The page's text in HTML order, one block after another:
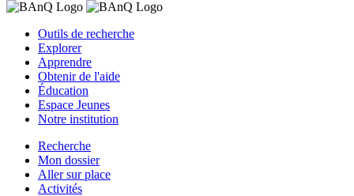
Outils de recherche
Explorer
Apprendre
Obtenir de l'aide
Éducation
Espace Jeunes
Notre institution
Recherche
Mon dossier
Aller sur place
Activités